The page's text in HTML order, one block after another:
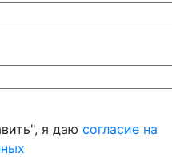
я даю согласие на